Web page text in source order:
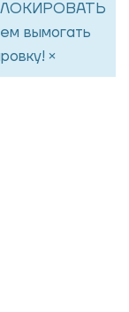
вымогать
×